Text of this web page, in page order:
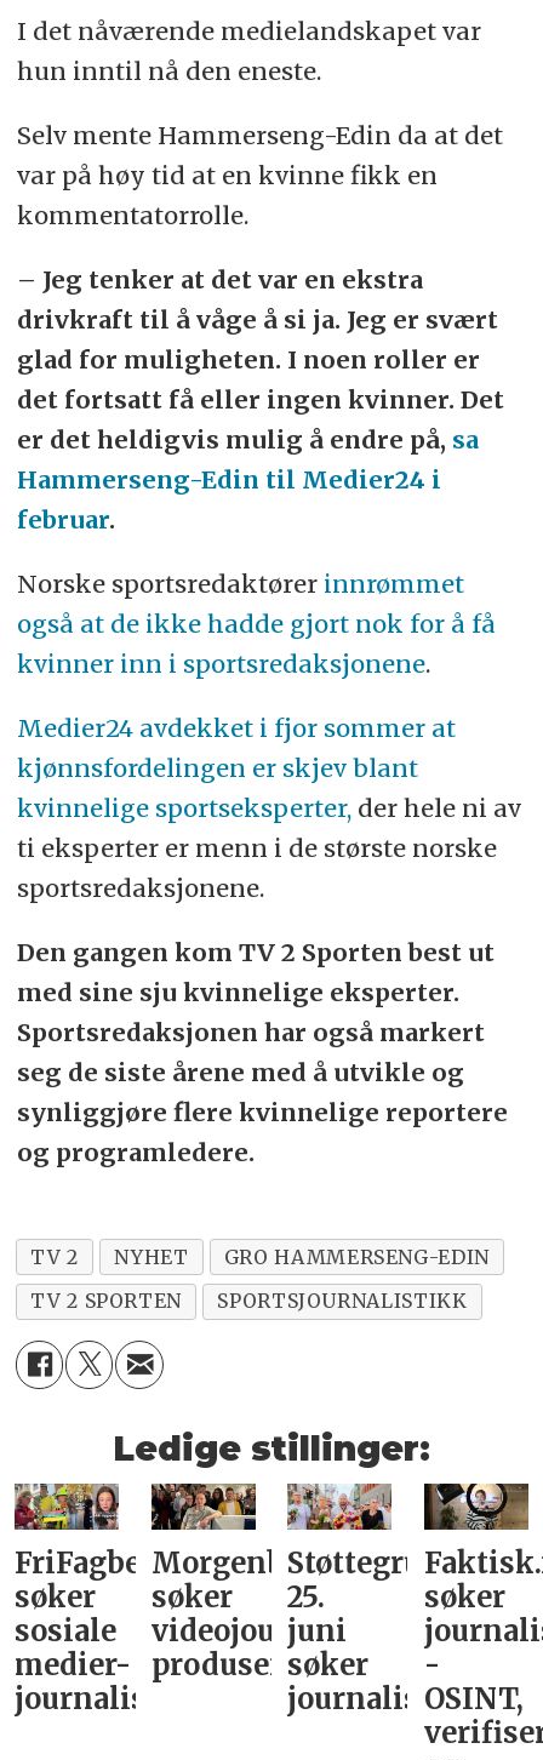
I det nåværende medielandskapet var
hun inntil nå den eneste.
Selv mente Hammerseng-Edin da at det
var på høy tid at en kvinne fikk en
kommentatorrolle.
– Jeg tenker at det var en ekstra
drivkraft til å våge å si ja. Jeg er svært
glad for muligheten. I noen roller er
det fortsatt få eller ingen kvinner. Det
er det heldigvis mulig å endre på, sa
Hammerseng-Edin til Medier24 i
februar.
Norske sportsredaktører innrømmet
også at de ikke hadde gjort nok for å få
kvinner inn i sportsredaksjonene.
Medier24 avdekket i fjor sommer at
kjønnsfordelingen er skjev blant
kvinnelige sportseksperter, der hele ni av
ti eksperter er menn i de største norske
sportsredaksjonene.
Den gangen kom TV 2 Sporten best ut
med sine sju kvinnelige eksperter.
Sportsredaksjonen har også markert
seg de siste årene med å utvikle og
synliggjøre flere kvinnelige reportere
og programledere.
TV 2 NYHET
GRO HAMMERSENG-EDIN
TV 2 SPORTEN
SPORTSJOURNALISTIKK
Ledige stillinger:
FriFagbevegelse
søker
sosiale
medier-
journalist
Morgenbladet
søker
videojournalist/podkast-
produsent
Støttegruppa
25.
juni
søker
journalist
søker
-
OSINT,